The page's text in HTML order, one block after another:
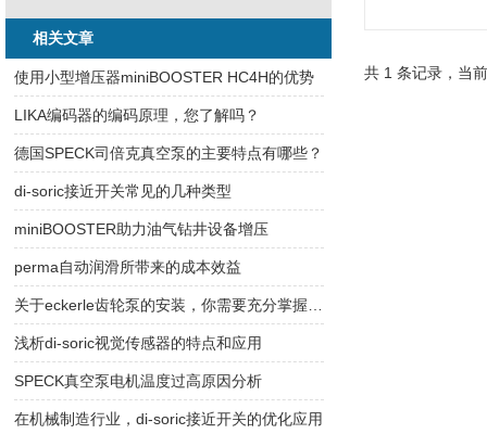
共 1 条记录，当
相关文章
使用小型增压器miniBOOSTER HC4H的优势
LIKA编码器的编码原理，您了解吗？
德国SPECK司倍克真空泵的主要特点有哪些？
di-soric接近开关常见的几种类型
miniBOOSTER助力油气钻井设备增压
perma自动润滑所带来的成本效益
浅析di-soric视觉传感器的特点和应用
SPECK真空泵电机温度过高原因分析
在机械制造行业，di-soric接近开关的优化应用